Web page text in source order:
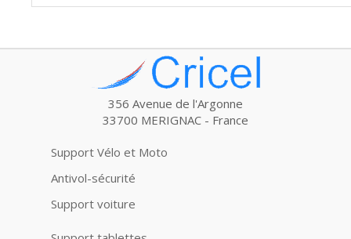
356 Avenue de l'Argonne
33700 MERIGNAC - France
Support Vélo et Moto
Antivol-sécurité
Support voiture